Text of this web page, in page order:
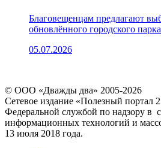
Благовещенцам предлагают
обновлённого городского парка
05.07.2026
© ООО «Дважды два» 2005-2026
Сетевое издание «Полезный портал
Федеральной службой по надзору в
информационных технологий и
13 июля 2018 года.